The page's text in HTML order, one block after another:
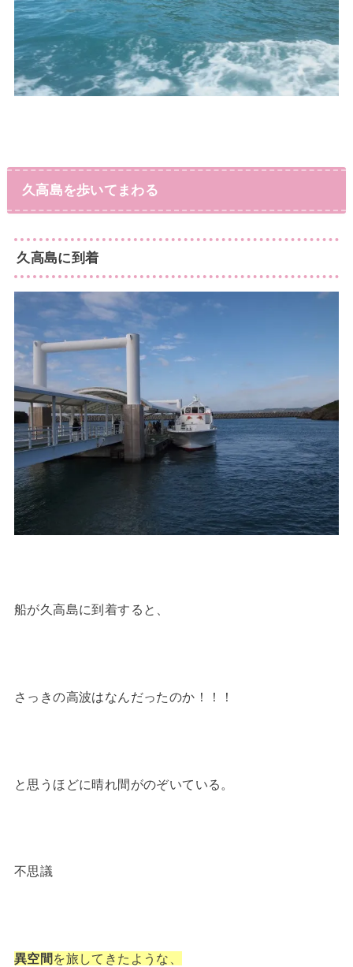
久高島を歩いてまわる
久高島に到着
船が久高島に到着すると、
さっきの高波はなんだったのか！！！
と思うほどに晴れ間がのぞいている。
不思議
異空間 を旅してきたような、